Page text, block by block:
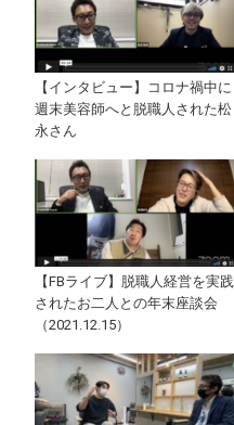
【インタビュー】コロナ禍中に
週末美容師へと脱職人された松
永さん
【FBライブ】脱職人経営を実践
されたお二人との年末座談会
（2021.12.15）